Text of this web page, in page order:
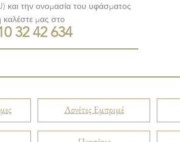
και την ονομασία του υφάσματος
καλέστε μας στο
32 42 634
Λονέτες Εμπριμέ